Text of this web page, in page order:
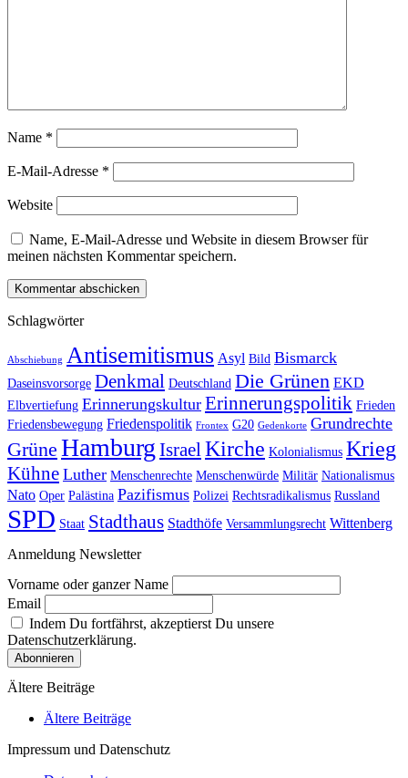
Name *
E-Mail-Adresse *
Website
Name, E-Mail-Adresse und Website in diesem Browser für
meinen nächsten Kommentar speichern.
Schlagwörter
Abschiebung Antisemitismus Asyl Bild Bismarck
Daseinsvorsorge Denkmal Deutschland Die Grünen EKD
Elbvertiefung Erinnerungskultur Erinnerungspolitik Frieden
Friedensbewegung Friedenspolitik Frontex G20 Gedenkorte Grundrechte
Grüne Hamburg IsraelKirche Kolonialismus Krieg
Kühne Luther Menschenrechte Menschenwürde Militär Nationalismus
Nato Oper Palästina Pazifismus Polizei Rechtsradikalismus Russland
SPD Staat Stadthaus Stadthöfe Versammlungsrecht Wittenberg
Anmeldung Newsletter
Vorname oder ganzer Name
Email
Indem Du fortfährst, akzeptierst Du unsere
Datenschutzerklärung.
Ältere Beiträge
Ältere Beiträge
Impressum und Datenschutz